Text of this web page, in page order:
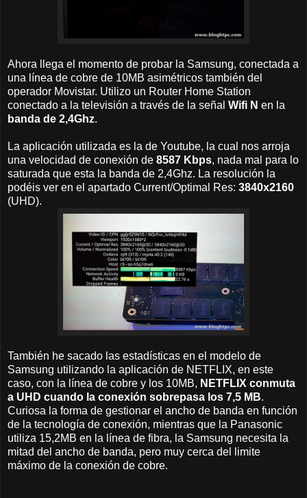
Ahora llega el momento de probar la Samsung, conectada a
una línea de cobre de 10MB asimétricos también del
operador Movistar. Utilizo un Router Home Station
conectado a la televisión a través de la señal Wifi N en la
banda de 2,4Ghz.
La aplicación utilizada es la de Youtube, la cual nos arroja
una velocidad de conexión de 8587 Kbps, nada mal para lo
saturada que esta la banda de 2,4Ghz. La resolución la
podéis ver en el apartado Current/Optimal Res: 3840x2160
(UHD).
También he sacado las estadísticas en el modelo de
Samsung utilizando la aplicación de NETFLIX, en este
caso, con la línea de cobre y los 10MB, NETFLIX conmuta
a UHD cuando la conexión sobrepasa los 7,5 MB.
Curiosa la forma de gestionar el ancho de banda en función
de la tecnología de conexión, mientras que la Panasonic
utiliza 15,2MB en la línea de fibra, la Samsung necesita la
mitad del ancho de banda, pero muy cerca del limite
máximo de la conexión de cobre.